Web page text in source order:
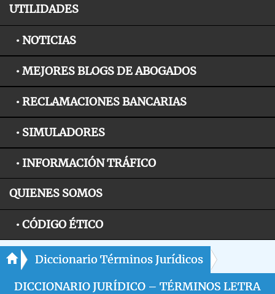
UTILIDADES
• NOTICIAS
• MEJORES BLOGS DE ABOGADOS
• RECLAMACIONES BANCARIAS
• SIMULADORES
• INFORMACIÓN TRÁFICO
QUIENES SOMOS
• CÓDIGO ÉTICO
Diccionario Términos Jurídicos
DICCIONARIO JURÍDICO – TÉRMINOS LETRA